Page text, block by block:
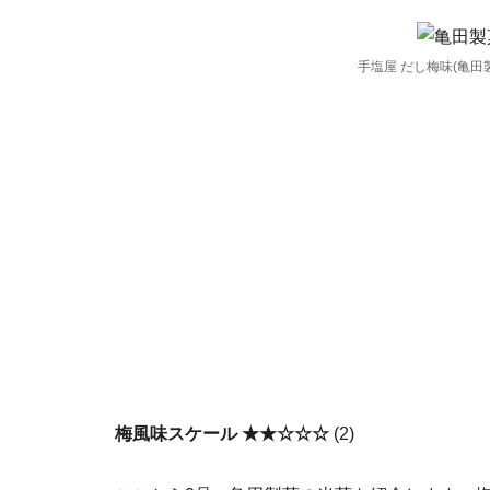
手塩屋 だし梅味(亀田
梅風味スケール ★★☆☆☆ (2)